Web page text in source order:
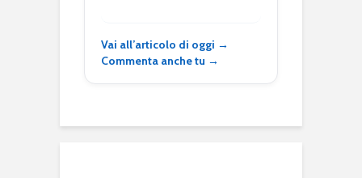
Vai all’articolo di oggi →
Commenta anche tu →